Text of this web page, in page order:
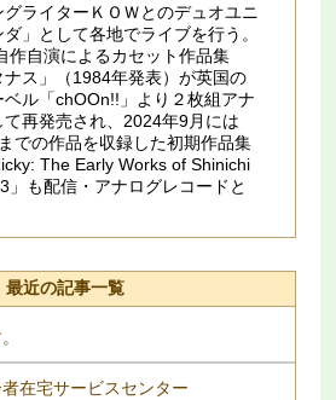
グライターＫＯＷとのデュオユニ
」として各地でライブを行う。
作自演によるカセット作品集
ナス」（1984年発表）が英国の
ベル「chOOn!!」より２枚組アナ
て再発売され、2024年9月には
での作品を収録した初期作品集
The Early Works of Shinichi
も配信・アナログレコードと
最近の記事一覧
在宅サービスセンター